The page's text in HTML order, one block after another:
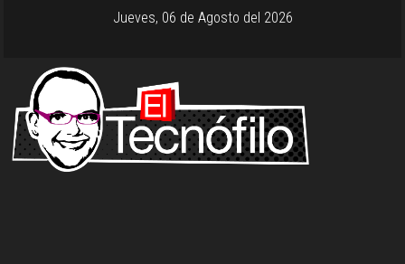
Jueves, 06 de Agosto del 2026